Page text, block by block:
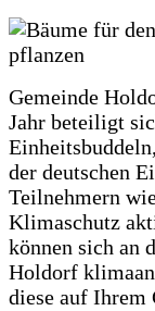
Gemeinde
Jahr beteiligt
der deutschen
Teilnehmern
Klimaschutz
können sich an
Holdorf
diese auf Ihrem